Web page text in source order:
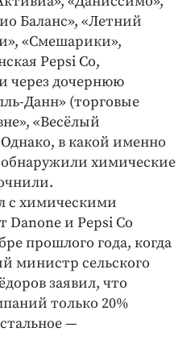
Баланс», «Летний
«Смешарики»,
Pepsi Co,
через дочернюю
Данн» (торговые
«Весёлый
в какой именно
химические
с химическими
Danone и Pepsi Co
прошлого года, когда
министр сельского
заявил, что
только 20%
—